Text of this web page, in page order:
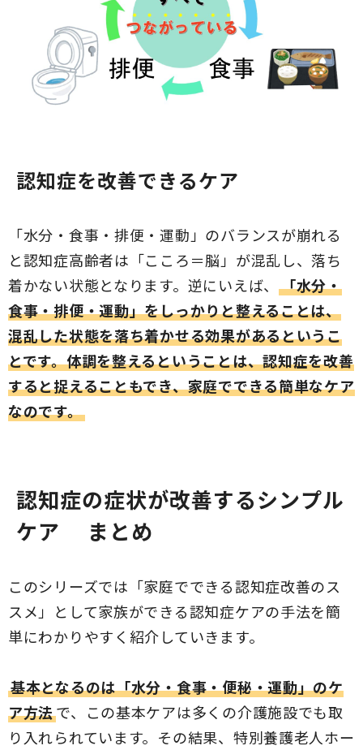
認知症を改善できるケア
「水分・食事・排便・運動」のバランスが崩れる
と認知症高齢者は「こころ＝脳」が混乱し、落ち
着かない状態となります。逆にいえば、
「水分・
食事・排便・運動」をしっかりと整えることは、
混乱した状態を落ち着かせる効果があるというこ
とです。体調を整えるということは、認知症を改善
すると捉えることもでき、家庭でできる簡単なケア
なのです。
認知症の症状が改善するシンプル
ケア
まとめ
このシリーズでは「家庭でできる認知症改善のス
スメ」として家族ができる認知症ケアの手法を簡
単にわかりやすく紹介していきます。
基本となるのは「水分・食事・便秘・運動」のケ
ア方法で、この基本ケアは多くの介護施設でも取
り入れられています。その結果、特別養護老人ホー